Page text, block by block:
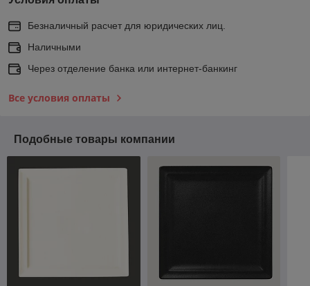
Безналичный расчет для юридических лиц.
Наличными
Через отделение банка или интернет-банкинг
Все условия оплаты
Подобные товары компании